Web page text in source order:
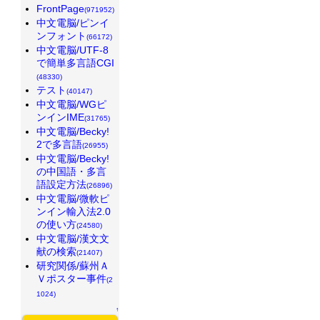
FrontPage(971952)
中文電脳/ピンイ
ンフォント (66172)
中文電脳/UTF-8
で簡単多言語CGI
(48330)
テスト (40147)
中文電脳/WGピ
ンインIME(31765)
中文電脳/Becky!
2で多言語(26955)
中文電脳/Becky!
の中国語・多言
語設定方法(26896)
中文電脳/微軟ピ
ンイン輸入法2.0
の使い方(24580)
中文電脳/漢文文
献の検索(21407)
研究関係/蘇州Ａ
Ｖポスター事件(2
1024)
↑